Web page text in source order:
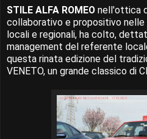
STILE ALFA ROMEO nell'ottica
collaborativo e propositivo
locali e regionali, ha colto,
management del referente
questa rinata edizione del
VENETO, un grande classico di